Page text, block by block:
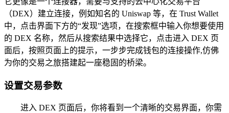
（DEX）建立连接，例如知名的 Uniswap 等，在 Trust Wallet
中，点击界面下方的“发现”选项，在搜索框中输入你想要使用
的 DEX 名称，然后从搜索结果中选择它，点击进入 DEX 页
面后，按照页面上的提示，一步步完成钱包的连接操作,仿佛
为你的交易之旅搭建起一座稳固的桥梁。
设置交易参数
进入 DEX 页面后，你将看到一个清晰的交易界面，你需